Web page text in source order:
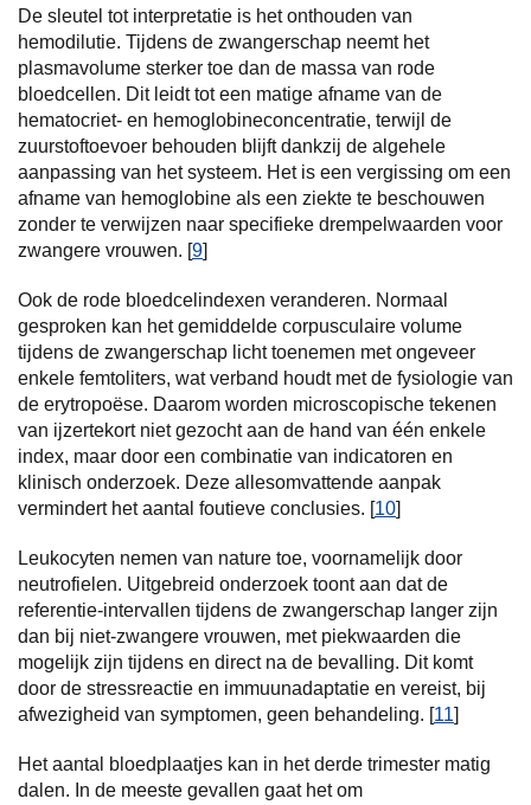
De sleutel tot interpretatie is het onthouden van
hemodilutie. Tijdens de zwangerschap neemt het
plasmavolume sterker toe dan de massa van rode
bloedcellen. Dit leidt tot een matige afname van de
hematocriet- en hemoglobineconcentratie, terwijl de
zuurstoftoevoer behouden blijft dankzij de algehele
aanpassing van het systeem. Het is een vergissing om een
afname van hemoglobine als een ziekte te beschouwen
zonder te verwijzen naar specifieke drempelwaarden voor
zwangere vrouwen. [9]
Ook de rode bloedcelindexen veranderen. Normaal
gesproken kan het gemiddelde corpusculaire volume
tijdens de zwangerschap licht toenemen met ongeveer
enkele femtoliters, wat verband houdt met de fysiologie van
de erytropoëse. Daarom worden microscopische tekenen
van ijzertekort niet gezocht aan de hand van één enkele
index, maar door een combinatie van indicatoren en
klinisch onderzoek. Deze allesomvattende aanpak
vermindert het aantal foutieve conclusies. [10]
Leukocyten nemen van nature toe, voornamelijk door
neutrofielen. Uitgebreid onderzoek toont aan dat de
referentie-intervallen tijdens de zwangerschap langer zijn
dan bij niet-zwangere vrouwen, met piekwaarden die
mogelijk zijn tijdens en direct na de bevalling. Dit komt
door de stressreactie en immuunadaptatie en vereist, bij
afwezigheid van symptomen, geen behandeling. [11]
Het aantal bloedplaatjes kan in het derde trimester matig
dalen. In de meeste gevallen gaat het om